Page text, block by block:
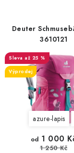
d
u
k
o
d
u
Deuter
3610121
až 25 %
Výprodej
azure-lapis
od 1 000
1 250 Kč